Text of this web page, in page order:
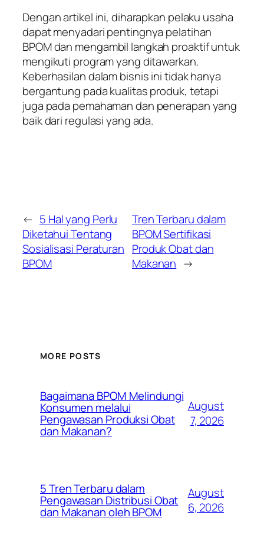
Dengan artikel ini, diharapkan pelaku usaha
dapat menyadari pentingnya pelatihan
BPOM dan mengambil langkah proaktif untuk
mengikuti program yang ditawarkan.
Keberhasilan dalam bisnis ini tidak hanya
bergantung pada kualitas produk, tetapi
juga pada pemahaman dan penerapan yang
baik dari regulasi yang ada.
← 5 Hal yang Perlu
Diketahui Tentang
Sosialisasi Peraturan
BPOM
Tren Terbaru dalam
BPOM Sertifikasi
Produk Obat dan
Makanan →
MORE POSTS
Bagaimana BPOM Melindungi
Konsumen melalui
Pengawasan Produksi Obat
dan Makanan?
August
7, 2026
5 Tren Terbaru dalam
Pengawasan Distribusi Obat
dan Makanan oleh BPOM
August
6, 2026